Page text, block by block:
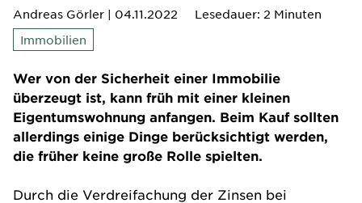
Andreas Görler | 04.11.2022
Lesedauer: 2 Minuten
Immobilien
Wer von der Sicherheit einer Immobilie
überzeugt ist, kann früh mit einer kleinen
Eigentumswohnung anfangen. Beim Kauf sollten
allerdings einige Dinge berücksichtigt werden,
die früher keine große Rolle spielten.
Durch die Verdreifachung der Zinsen bei